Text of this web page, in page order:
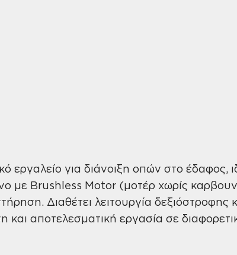
εργαλείο για διάνοιξη οπών στο έδαφος,
με Brushless Motor (μοτέρ χωρίς
Διαθέτει λειτουργία δεξιόστροφης
αποτελεσματική εργασία σε